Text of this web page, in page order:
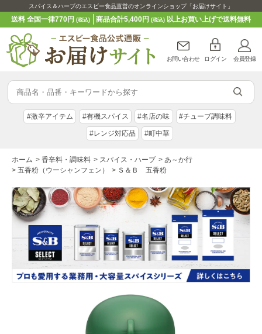
スパイス＆ハーブのエスビー食品直営のオンラインショップ「お届けサイト」
送料 全国一律770円(税込) 商品合計5,400円 (税込)以上お買い上げで送料無料
お問い合わせ ログイン 会員登録
#激辛アイテム #有機スパイス #名店の味 #チューブ調味料
#レンジ対応品 #町中華
ホーム > 香辛料・調味料 > スパイス・ハーブ > あ～か行
> 五香粉（ウーシャンフェン） > Ｓ＆Ｂ 五香粉